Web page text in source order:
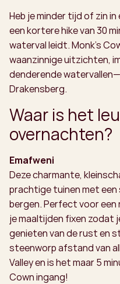
Heb je minder tijd of zin
een kortere hike van 30
waterval leidt. Monk’s
waanzinnige uitzichten,
denderende
Drakensberg.
Waar is het
overnachten?
Emafweni
Deze charmante,
prachtige tuinen met
bergen. Perfect voor
je maaltijden fixen zodat
genieten van de rust en
steenworp afstand van
Valley en is het maar 5
Cown ingang!